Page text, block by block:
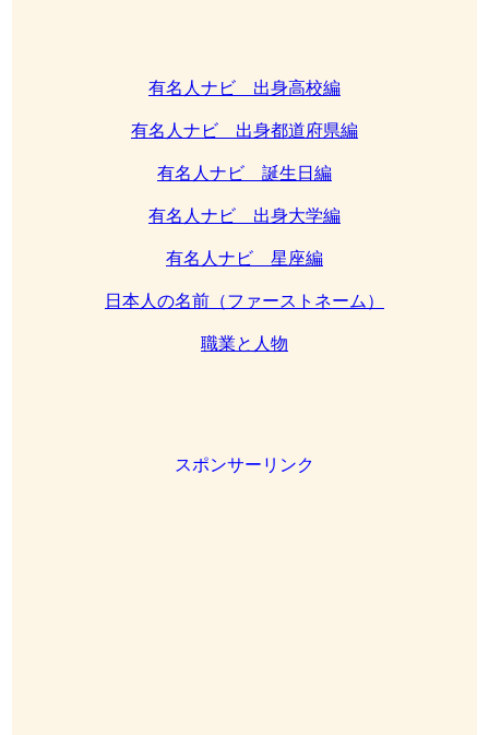
有名人ナビ 出身高校編
有名人ナビ 出身都道府県編
有名人ナビ 誕生日編
有名人ナビ 出身大学編
有名人ナビ 星座編
日本人の名前（ファーストネーム）
職業と人物
スポンサーリンク